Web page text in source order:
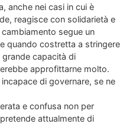
anche nei casi in cui è
reagisce con solidarietà e
segue un
quando costretta a stringere
grande capacità di
approfittarne molto.
di governare, se ne
e confusa non per
attualmente di